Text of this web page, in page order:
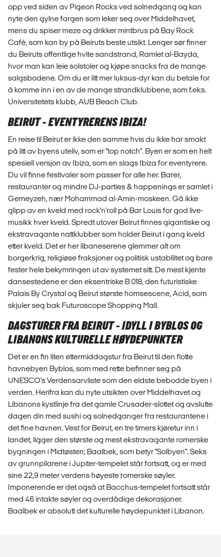
opp ved siden av Pigeon Rocks ved solnedgang og kan
nyte den gylne fargen som leker seg over Middelhavet,
mens du spiser meze og drikker mintbrus på Bay Rock
Café, som kan by på Beiruts beste utsikt. Lenger sør finner
du Beiruts offentlige hvite sandstrand, Ramlet al-Bayda,
hvor man kan leie solstoler og kjøpe snacks fra de mange
salgsbodene. Om du er litt mer luksus-dyr kan du betale for
å komme inn i en av de mange strandklubbene, som f.eks.
Universitetets klubb, AUB Beach Club.
BEIRUT - EVENTYRERENS IBIZA!
En reise til Beirut er ikke den samme hvis du ikke har smakt
på litt av byens uteliv, som er "top notch". Byen er som en helt
spesiell versjon av Ibiza, som en slags Ibiza for eventyrere.
Du vil finne festivaler som passer for alle her. Barer,
restauranter og mindre DJ-parties & happenings er samlet i
Gemeyzeh, nær Mohammad al-Amin-moskeen. Gå ikke
glipp av en kveld med rock'n'roll på Bar Louis for god live-
musikk hver kveld. Spredt utover Beirut finnes gigantiske og
ekstravagante nattklubber som holder Beirut i gang kveld
etter kveld. Det er her libaneserene glemmer alt om
borgerkrig, religiøse fraksjoner og politisk ustabilitet og bare
fester hele bekymringen ut av systemet sitt. De mest kjente
dansestedene er den eksentriske B 018, den futuristiske
Palais By Crystal og Beirut største homsescene, Acid, som
skjuler seg bak Futuroscope Shopping Mall.
DAGSTURER FRA BEIRUT - IDYLL I BYBLOS OG
LIBANONS KULTURELLE HØYDEPUNKTER
Det er en fin liten ettermiddagstur fra Beirut til den flotte
havnebyen Byblos, som med rette befinner seg på
UNESCO's Verdensarvliste som den eldste bebodde byen i
verden. Herifra kan du nyte utsikten over Middelhavet og
Libanons kystlinje fra det gamle Crusader-slottet og avslutte
dagen din med sushi og solnedganger fra restaurantene i
det fine havnen. Vest for Beirut, en tre timers kjøretur inn i
landet, ligger den største og mest ekstravagante romerske
bygningen i Midtøsten; Baalbek, som betyr "Solbyen". Seks
av grunnpilarene i Jupiter-tempelet står fortsatt, og er med
sine 22,9 meter verdens høyeste romerske søyler.
Imponerende er det også at Bacchus-tempelet fortsatt står
med 46 intakte søyler og overdådige dekorasjoner.
Baalbek er absolutt det kulturelle høydepunktet i Libanon.